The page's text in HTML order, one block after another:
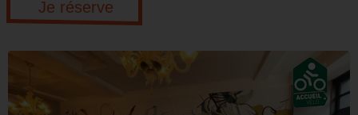
Je réserve